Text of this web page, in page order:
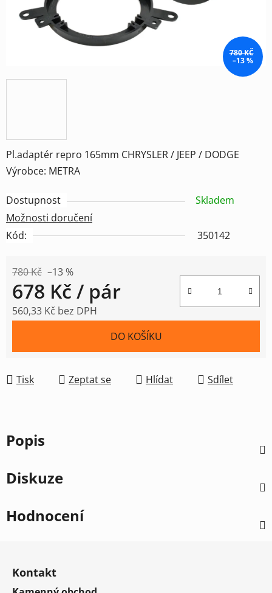
Pl.adaptér repro 165mm CHRYSLER / JEEP / DODGE
Výrobce: METRA
Dostupnost
Skladem
Možnosti doručení
Kód:
350142
780 Kč –13 %
678 Kč / pár
560,33 Kč bez DPH
DO KOŠÍKU
Tisk Zeptat se Hlídat Sdílet
780 KČ
–13 %
Popis
Diskuze
Hodnocení
Kontakt